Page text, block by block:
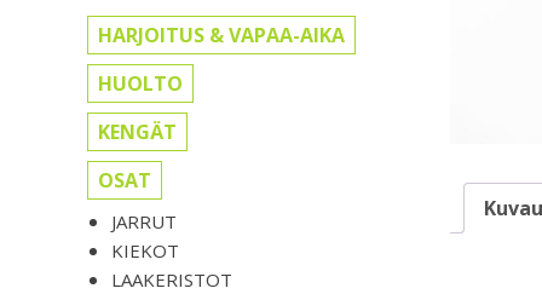
HARJOITUS & VAPAA-AIKA
HUOLTO
KENGÄT
OSAT
JARRUT
KIEKOT
LAAKERISTOT